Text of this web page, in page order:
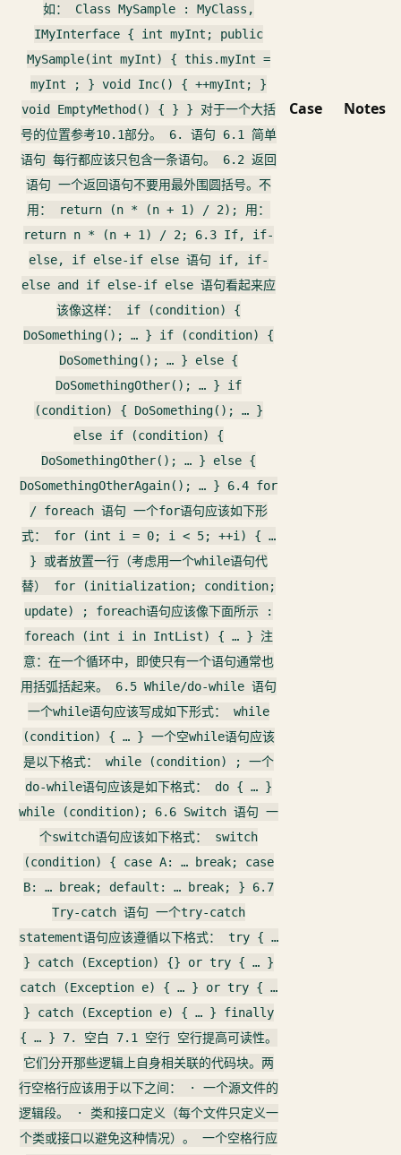
如： Class MySample : MyClass,
IMyInterface { int myInt; public
MySample(int myInt) { this.myInt =
myInt ; } void Inc() { ++myInt; }
void EmptyMethod() { } } 对于一个大括
号的位置参考10.1部分。 6. 语句 6.1 简单
语句 每行都应该只包含一条语句。 6.2 返回
语句 一个返回语句不要用最外围圆括号。不
用： return (n * (n + 1) / 2); 用：
return n * (n + 1) / 2; 6.3 If, if-
else, if else-if else 语句 if, if-
else and if else-if else 语句看起来应
该像这样： if (condition) {
DoSomething(); … } if (condition) {
DoSomething(); … } else {
DoSomethingOther(); … } if
(condition) { DoSomething(); … }
else if (condition) {
DoSomethingOther(); … } else {
DoSomethingOtherAgain(); … } 6.4 for
/ foreach 语句 一个for语句应该如下形
式： for (int i = 0; i < 5; ++i) { …
} 或者放置一行（考虑用一个while语句代
替） for (initialization; condition;
update) ; foreach语句应该像下面所示 :
foreach (int i in IntList) { … } 注
意：在一个循环中，即使只有一个语句通常也
用括弧括起来。 6.5 While/do-while 语句
一个while语句应该写成如下形式： while
(condition) { … } 一个空while语句应该
是以下格式： while (condition) ; 一个
do-while语句应该是如下格式： do { … }
while (condition); 6.6 Switch 语句 一
个switch语句应该如下格式： switch
(condition) { case A: … break; case
B: … break; default: … break; } 6.7
Try-catch 语句 一个try-catch
statement语句应该遵循以下格式： try { …
} catch (Exception) {} or try { … }
catch (Exception e) { … } or try { …
} catch (Exception e) { … } finally
{ … } 7. 空白 7.1 空行 空行提高可读性。
它们分开那些逻辑上自身相关联的代码块。两
行空格行应该用于以下之间： · 一个源文件的
逻辑段。 · 类和接口定义（每个文件只定义一
个类或接口以避免这种情况）。 一个空格行应
Case Notes